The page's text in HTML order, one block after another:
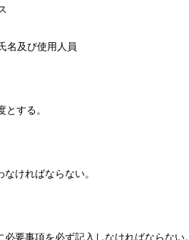
名及び使用人員
する。
ければならない。
要事項を必ず記入しなければならない。